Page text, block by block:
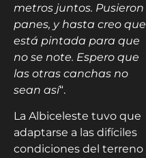
metros juntos. Pusieron
panes, y hasta creo que
está pintada para que
no se note. Espero que
las otras canchas no
sean así“.
La Albiceleste tuvo que
adaptarse a las difíciles
condiciones del terreno